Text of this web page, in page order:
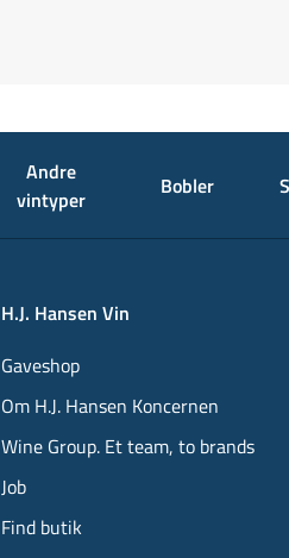
Andre
vintyper
Bobler
H.J. Hansen Vin
Gaveshop
Om H.J. Hansen Koncernen
Wine Group. Et team, to brands
Job
Find butik